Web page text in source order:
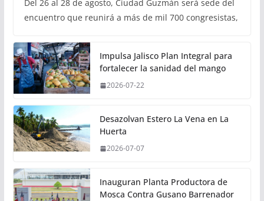
Del 26 al 28 de agosto, Ciudad Guzmán será sede del
encuentro que reunirá a más de mil 700 congresistas,
Impulsa Jalisco Plan Integral para
fortalecer la sanidad del mango
2026-07-22
Desazolvan Estero La Vena en La
Huerta
2026-07-07
Inauguran Planta Productora de
Mosca Contra Gusano Barrenador